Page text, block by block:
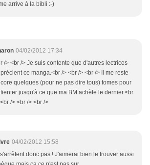
arrive à la bibli :-)
04/02/2012 17:34
/> <br /> Je suis contente que d'autres lectrices
ce manga.<br /> <br /> <br /> Il me reste
quelques (pour ne pas dire tous) tomes pour
jusqu'à ce que ma BM achète le dernier.<br
/> <br /> <br />
04/02/2012 15:58
donc pas ! J'aimerai bien le trouver aussi